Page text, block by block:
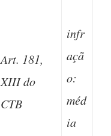
Art. 181,
XIII do
CTB
infr
açã
o:
méd
ia